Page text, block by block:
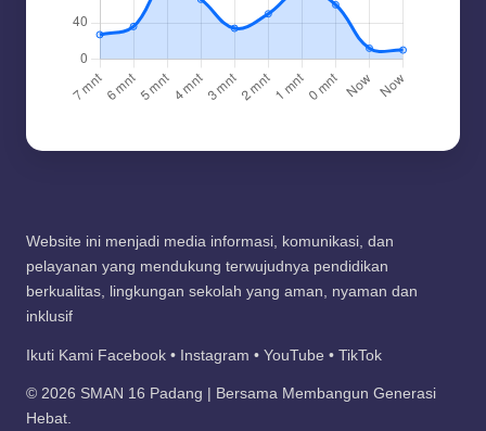
Website ini menjadi media informasi, komunikasi, dan
pelayanan yang mendukung terwujudnya pendidikan
berkualitas, lingkungan sekolah yang aman, nyaman dan
inklusif
Ikuti Kami Facebook • Instagram • YouTube • TikTok
© 2026 SMAN 16 Padang | Bersama Membangun Generasi
Hebat.